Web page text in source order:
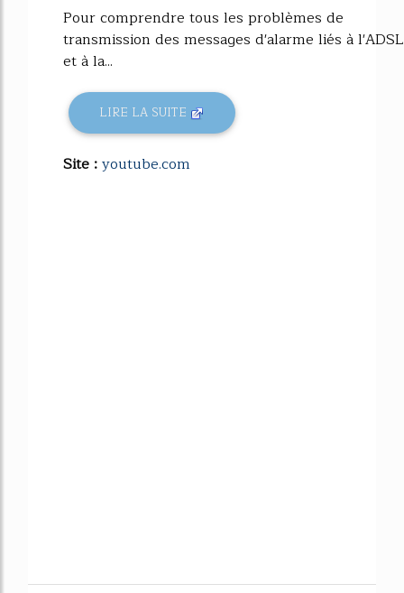
Pour comprendre tous les problèmes de
transmission des messages d'alarme liés à l'ADSL
et à la...
LIRE LA SUITE
Site :youtube.com